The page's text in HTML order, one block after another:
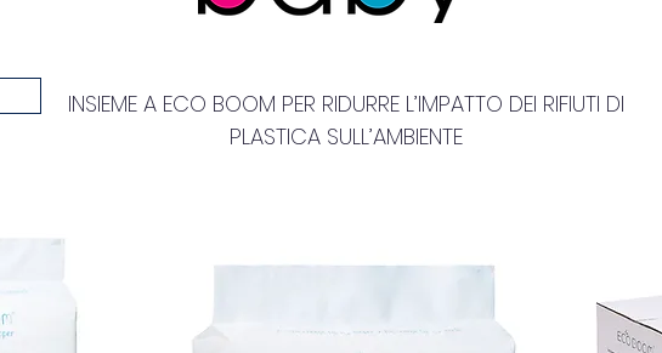
INSIEME A ECO BOOM PER RIDURRE L’IMPATTO DEI RIFIUTI DI
PLASTICA SULL’AMBIENTE